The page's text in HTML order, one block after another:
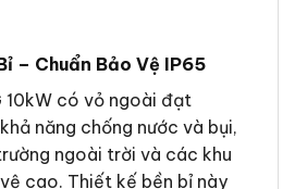
– Chuẩn Bảo Vệ IP65
10kW có vỏ ngoài đạt
năng chống nước và bụi,
ngoài trời và các khu
cao. Thiết kế bền bỉ này